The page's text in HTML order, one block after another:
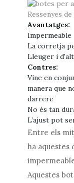
Ressenyes
Avantatges:
Impermeable
La corretja
Lleuger i
Contres:
Vine en
manera que
darrere
No és tan
L’ajust pot
Entre els
ha
Aquestes